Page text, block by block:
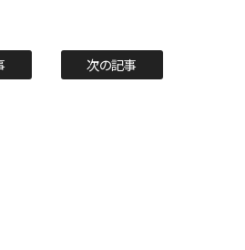
次の記事